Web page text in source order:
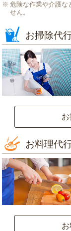
危険な作業や介護な
せん。
お掃除代
お料理代